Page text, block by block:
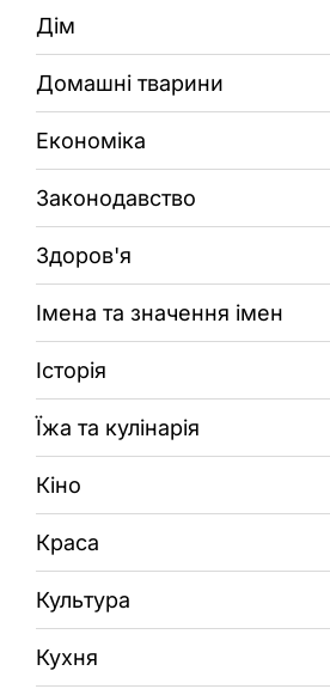
Дім
Домашні тварини
Економіка
Законодавство
Здоров'я
Імена та значення імен
Історія
Їжа та кулінарія
Кіно
Краса
Культура
Кухня